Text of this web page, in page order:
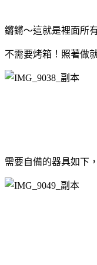
鏘鏘～這就是裡面所
不需要烤箱！照著做
需要自備的器具如下